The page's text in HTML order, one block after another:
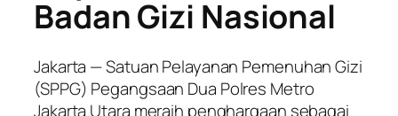
Badan Gizi Nasional
Jakarta — Satuan Pelayanan Pemenuhan Gizi
(SPPG) Pegangsaan Dua Polres Metro
Jakarta Utara meraih penghargaan sebagai